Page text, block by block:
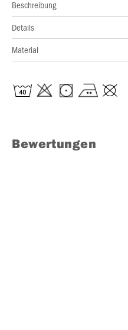
Beschreibung
Details
Material
Bewertungen